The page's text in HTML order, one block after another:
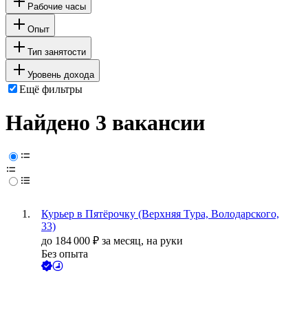
Рабочие часы
Опыт
Тип занятости
Уровень дохода
Ещё фильтры
Найдено 3 вакансии
Курьер в Пятёрочку (Верхняя Тура, Володарского,
33)
до 184 000 ₽ за месяц, на руки
Без опыта